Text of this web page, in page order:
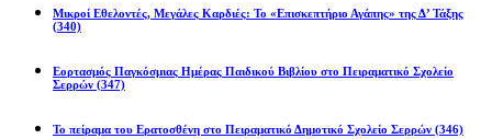
Μικροί Εθελοντές, Μεγάλες Καρδιές: Το «Επισκεπτήριο Αγάπης» της Δ’ Τάξης
(340)
Εορτασμός Παγκόσμιας Ημέρας Παιδικού Βιβλίου στο Πειραματικό Σχολείο
Σερρών (347)
Το πείραμα του Ερατοσθένη στο Πειραματικό Δημοτικό Σχολείο Σερρών (346)